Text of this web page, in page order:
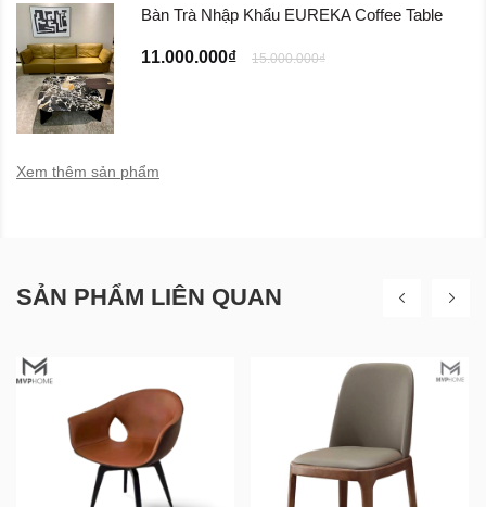
Bàn Trà Nhập Khẩu EUREKA Coffee Table
11.000.000₫ 15.000.000₫
Xem thêm sản phẩm
SẢN PHẨM LIÊN QUAN